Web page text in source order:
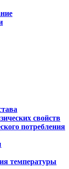
свойств
потребления
температуры